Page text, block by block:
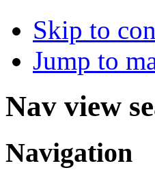
Skip to
Jump to
Nav view
Navigation